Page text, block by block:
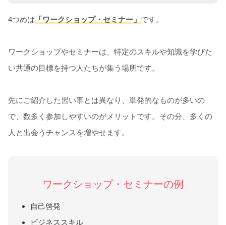
4つめは 「ワークショップ・セミナー」 です。
ワークショップやセミナーは、特定のスキルや知識を学びた
い共通の目標を持つ人たちが集う場所です。
先にご紹介した習い事とは異なり、単発的なものが多いの
で、数多く参加しやすいのがメリットです。その分、多くの
人と出会うチャンスを増やせます。
ワークショップ・セミナーの例
自己啓発
ビジネススキル